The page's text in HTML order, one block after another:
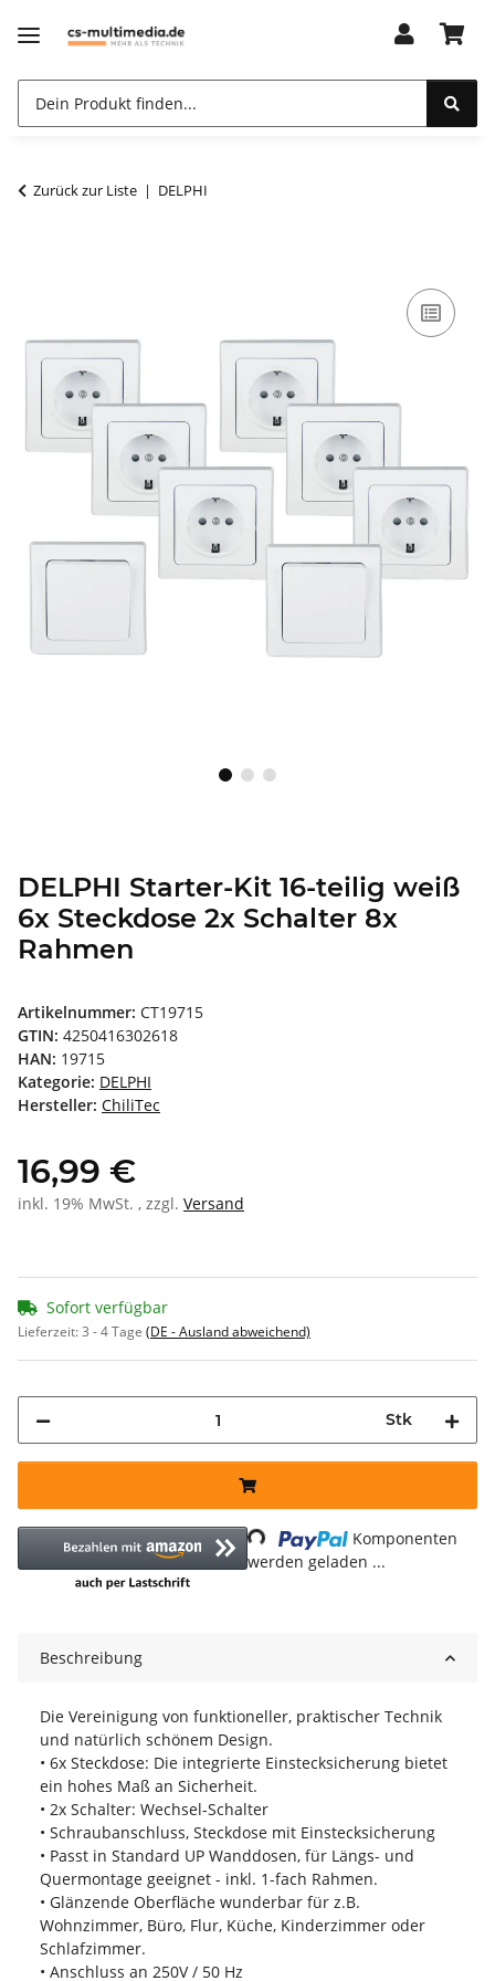
Zurück zur Liste DELPHI
DELPHI Starter-Kit 16-teilig weiß
6x Steckdose 2x Schalter 8x
Rahmen
Artikelnummer: CT19715
GTIN: 4250416302618
HAN: 19715
Kategorie: DELPHI
Hersteller: ChiliTec
16,99 €
inkl. 19% MwSt. , zzgl. Versand
Sofort verfügbar
Lieferzeit:3 - 4 Tage (DE - Ausland abweichend)
Stk
Loading...
Komponenten
werden geladen ...
Beschreibung
Die Vereinigung von funktioneller, praktischer Technik
und natürlich schönem Design.
• 6x Steckdose: Die integrierte Einstecksicherung bietet
ein hohes Maß an Sicherheit.
• 2x Schalter: Wechsel-Schalter
• Schraubanschluss, Steckdose mit Einstecksicherung
• Passt in Standard UP Wanddosen, für Längs- und
Quermontage geeignet - inkl. 1-fach Rahmen.
• Glänzende Oberfläche wunderbar für z.B.
Wohnzimmer, Büro, Flur, Küche, Kinderzimmer oder
Schlafzimmer.
• Anschluss an 250V / 50 Hz